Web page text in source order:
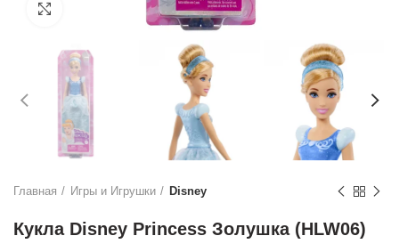
Нажмите, чтобы увеличить
Главная Игры и Игрушки Disney
Кукла Disney Princess Золушка (HLW06)